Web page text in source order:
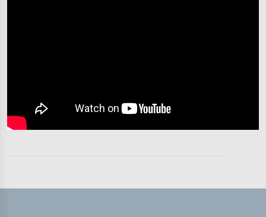
تفسیر قرآن سورہ ‎يوسف